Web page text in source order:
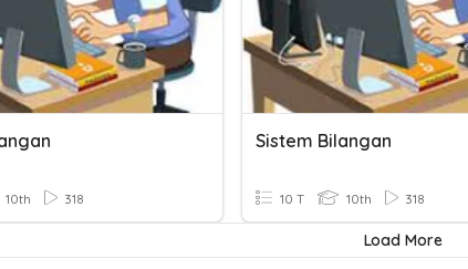
10th 318
Sistem Bilangan
10 T 10th 318
Load More